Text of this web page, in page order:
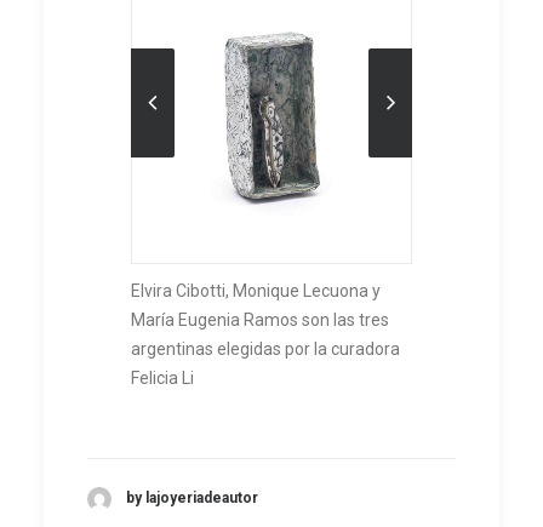
Elvira Cibotti, Monique Lecuona y
María Eugenia Ramos son las tres
argentinas elegidas por la curadora
Felicia Li
by lajoyeriadeautor